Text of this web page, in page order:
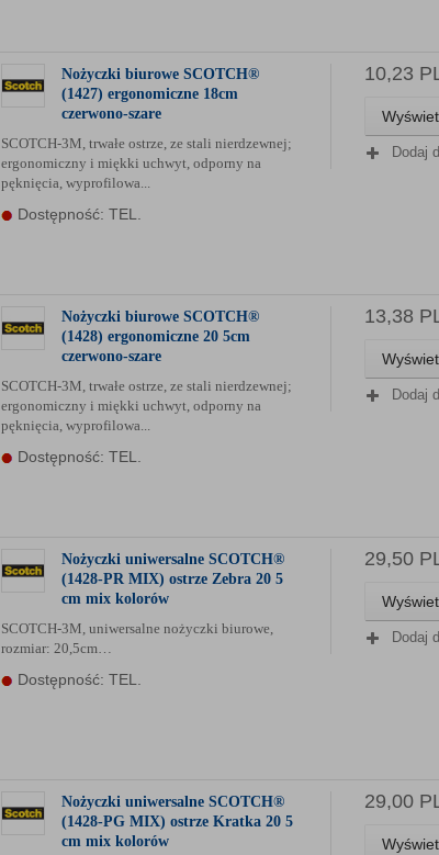
Nożyczki biurowe SCOTCH®
(1427) ergonomiczne 18cm
czerwono-szare
SCOTCH-3M, trwałe ostrze, ze stali nierdzewnej;
ergonomiczny i miękki uchwyt, odporny na
pęknięcia, wyprofilowa...
Dostępność: TEL.
10,23
Dodaj
Nożyczki biurowe SCOTCH®
(1428) ergonomiczne 20 5cm
czerwono-szare
SCOTCH-3M, trwałe ostrze, ze stali nierdzewnej;
ergonomiczny i miękki uchwyt, odporny na
pęknięcia, wyprofilowa...
Dostępność: TEL.
13,38
Dodaj
Nożyczki uniwersalne SCOTCH®
(1428-PR MIX) ostrze Zebra 20 5
cm mix kolorów
SCOTCH-3M, uniwersalne nożyczki biurowe,
rozmiar: 20,5cm…
Dostępność: TEL.
29,50
Dodaj
Nożyczki uniwersalne SCOTCH®
(1428-PG MIX) ostrze Kratka 20 5
cm mix kolorów
29,00